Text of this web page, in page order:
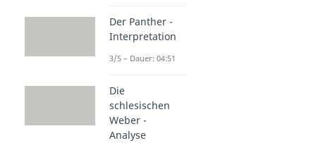
Der Panther -
Interpretation
3/5 – Dauer: 04:51
Die
schlesischen
Weber -
Analyse